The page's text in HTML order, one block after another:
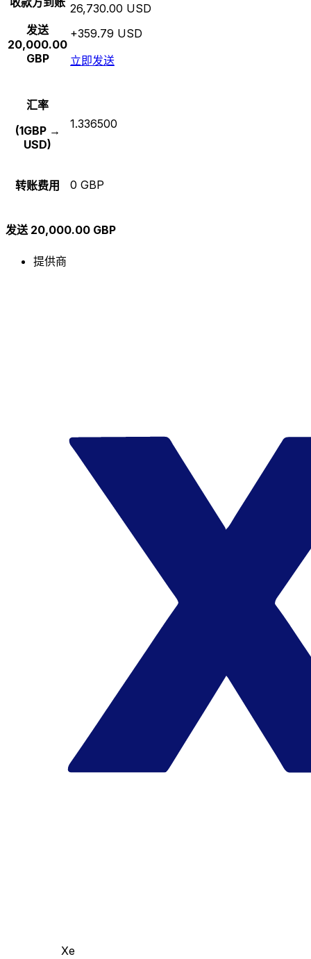
发送
20,000.00
GBP
26,730.00 USD
+359.79 USD
立即发送
汇率
(1GBP →
USD)
1.336500
转账费用 0 GBP
发送 20,000.00 GBP
提供商
Xe